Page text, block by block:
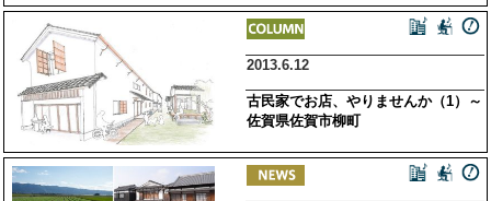
2013.6.12
古民家でお店、やりませんか（1）～
佐賀県佐賀市柳町